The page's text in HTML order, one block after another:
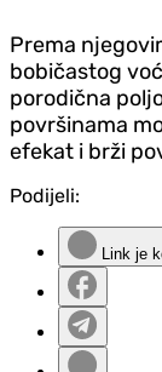
Prema
bobičastog
porodična
površinama
efekat i brži
Podijeli:
Link je